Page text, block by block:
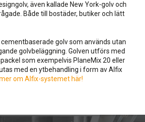
även kallade New York-golv och
Både till bostäder, butiker och lätt
golv som används utan
golvbeläggning. Golven utförs med
som exempelvis PlaneMix 20 eller
med en ytbehandling i form av Alfix
om Alfix-systemet här!